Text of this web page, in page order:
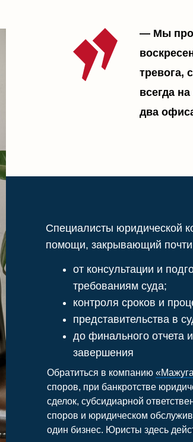
Обратиться в компанию
споров, при банкротстве юридических и
сделок, субсидиарной ответственности,
помощи, закрывающий почти все
от консультации и подготовки
требованиям суда;
контроля сроков и процедур;
до финального отчета и закрытия
а также улучшаем качество
наших доверителей.
НА